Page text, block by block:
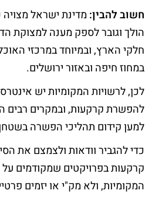
חשוב להבין: מדינת ישראל
הולך וגובר לספק מענה למצוקת
חלקי הארץ, ובמיוחד במרכזי
במחוז חיפה ובאזור ירושלים.
לכן, לרשויות המקומיות יש
להפשרת קרקעות, ובמקרים רבים
למען קידום תהליכי הפשרה
כדי להגביר וודאות ולצמצם את
קרקעות בפרויקטים שמקודמים על
המקומיות, ולא מק"י או יזמים